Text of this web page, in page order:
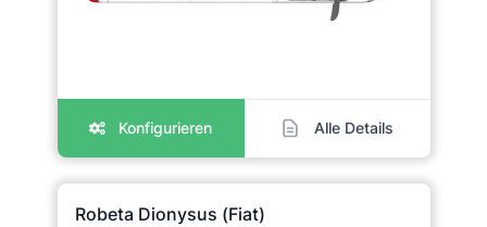
Konfigurieren Alle Details
Robeta Dionysus (Fiat)